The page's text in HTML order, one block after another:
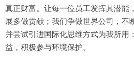
真正财富。让每一位员工发挥其潜能
展多做贡献；我们争做世界公司，不
并尝试引进国际化思维方式为我所用
益，积极参与环境保护。